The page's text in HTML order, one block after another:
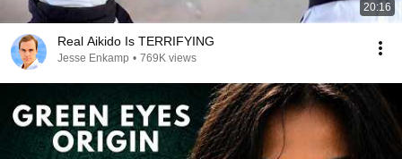
20:16
Real Aikido Is TERRIFYING
Jesse Enkamp • 769K views